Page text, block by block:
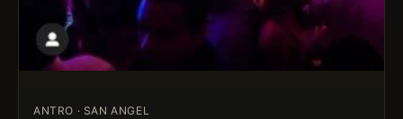
ANTRO · SAN ANGEL